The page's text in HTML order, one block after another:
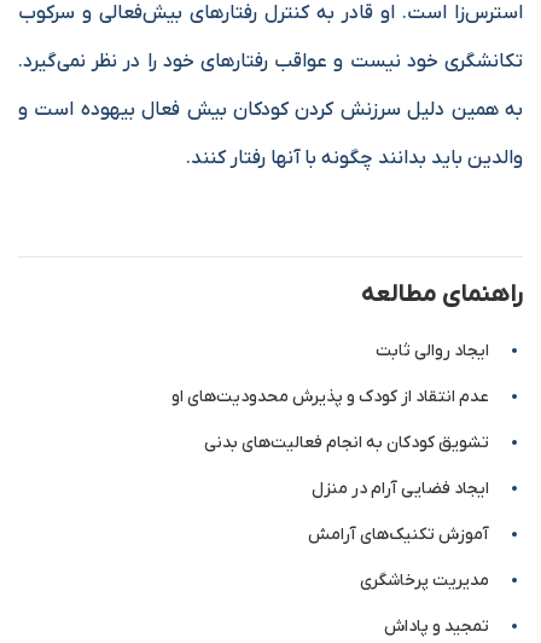
استرس‌زا است. او قادر به کنترل رفتارهای بیش‌فعالی و سرکوب
تکانشگری خود نیست و عواقب رفتارهای خود را در نظر نمی‌گیرد.
به همین دلیل سرزنش کردن کودکان بیش فعال بیهوده است و
والدین باید بدانند چگونه با آنها رفتار کنند.
راهنمای مطالعه
ایجاد روالی ثابت
عدم انتقاد از کودک و پذیرش محدودیت‌های او
تشویق کودکان به انجام فعالیت‌های بدنی
ایجاد فضایی آرام در منزل
آموزش تکنیک‌های آرامش
مدیریت پرخاشگری
تمجید و پاداش